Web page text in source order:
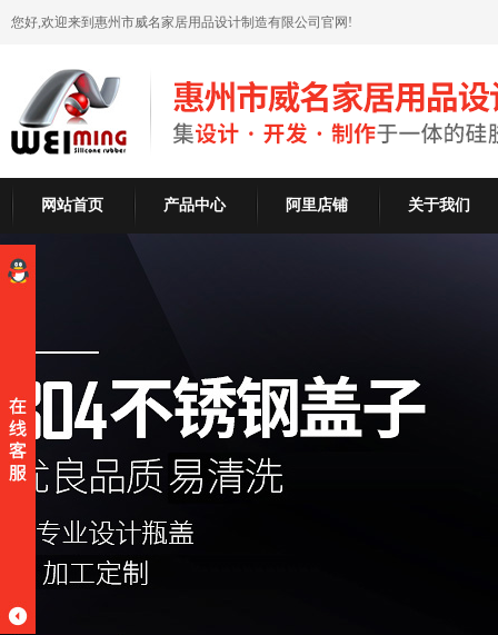
您好,欢迎来到惠州市威名家居用品设计制造有限公司官网!
网站首页 产品中心 阿里店铺 关于我们